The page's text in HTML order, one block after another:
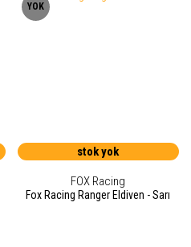
YOK
stok yok
FOX Racing
Fox Racing Ranger Eldiven - Sarı